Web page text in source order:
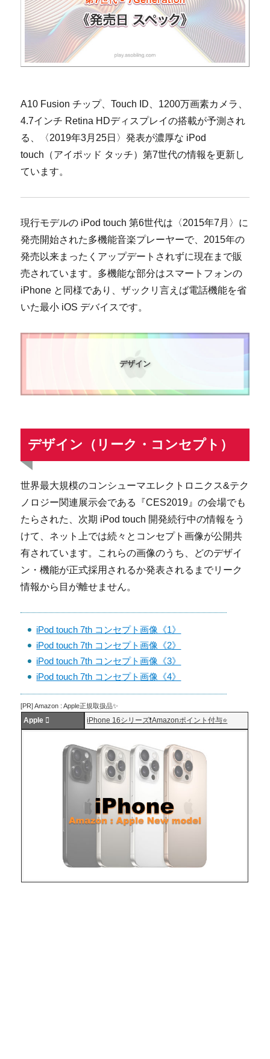
A10 Fusion チップ、Touch ID、1200万画素カメラ、
4.7インチ Retina HDディスプレイの搭載が予測され
る、〈2019年3月25日〉発表が濃厚な iPod
touch（アイポッド タッチ）第7世代の情報を更新し
ています。
現行モデルの iPod touch 第6世代は〈2015年7月〉に
発売開始された多機能音楽プレーヤーで、2015年の
発売以来まったくアップデートされずに現在まで販
売されています。多機能な部分はスマートフォンの
iPhone と同様であり、ザックリ言えば電話機能を省
いた最小 iOS デバイスです。
デザイン
デザイン（リーク・コンセプト）
世界最大規模のコンシューマエレクトロニクス&テク
ノロジー関連展示会である『CES2019』の会場でも
たらされた、次期 iPod touch 開発続行中の情報をう
けて、ネット上では続々とコンセプト画像が公開共
有されています。これらの画像のうち、どのデザイ
ン・機能が正式採用されるか発表されるまでリーク
情報から目が離せません。
iPod touch 7th コンセプト画像《1》
iPod touch 7th コンセプト画像《2》
iPod touch 7th コンセプト画像《3》
iPod touch 7th コンセプト画像《4》
[PR] Amazon : Apple正規取扱品✨
Apple  iPhone 16シリーズ❗️Amazonポイント付与⭐️